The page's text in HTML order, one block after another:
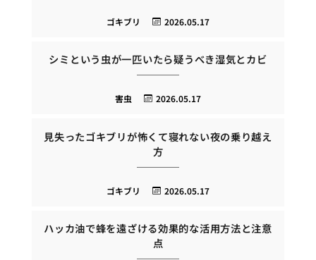
2026.05.17
ゴキブリ
シミという虫が一匹いたら疑うべき湿気とカビ
2026.05.17
害虫
見失ったゴキブリが怖くて寝れない夜の乗り越え
方
2026.05.17
ゴキブリ
ハッカ油で蜂を遠ざける効果的な活用方法と注意
点